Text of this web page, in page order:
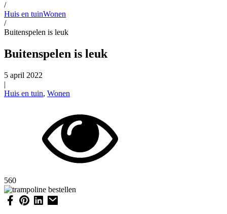
/
Huis en tuinWonen
/
Buitenspelen is leuk
Buitenspelen is leuk
5 april 2022
|
Huis en tuin, Wonen
560